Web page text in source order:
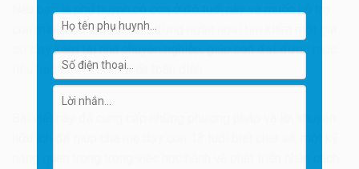
Nếu bạn là phụ huynh có con ở độ tuổi này và muốn hỗ trợ
con mình học tập tốt hơn, đừng ngần ngại tìm kiếm một gia
sư dạy kèm tại nhà chuyên nghiệp, giúp con đạt được mục
tiêu học tập và phát triển toàn diện.